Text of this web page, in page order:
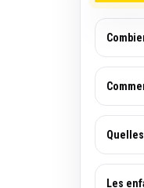
Les